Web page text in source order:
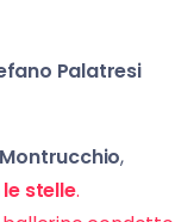
Palatresi
,
stelle.